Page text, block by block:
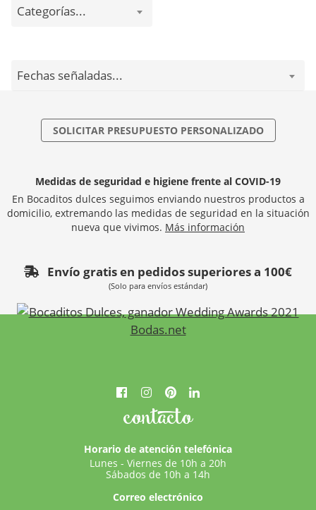
Categorías...
Fechas señaladas...
SOLICITAR PRESUPUESTO PERSONALIZADO
Medidas de seguridad e higiene frente al COVID-19
En Bocaditos dulces seguimos enviando nuestros productos a
domicilio, extremando las medidas de seguridad en la situación
nueva que vivimos. Más información
Envío gratis en pedidos superiores a 100€
(Solo para envíos estándar)
contacto
Horario de atención telefónica
Lunes - Viernes de 10h a 20h
Sábados de 10h a 14h
Correo electrónico